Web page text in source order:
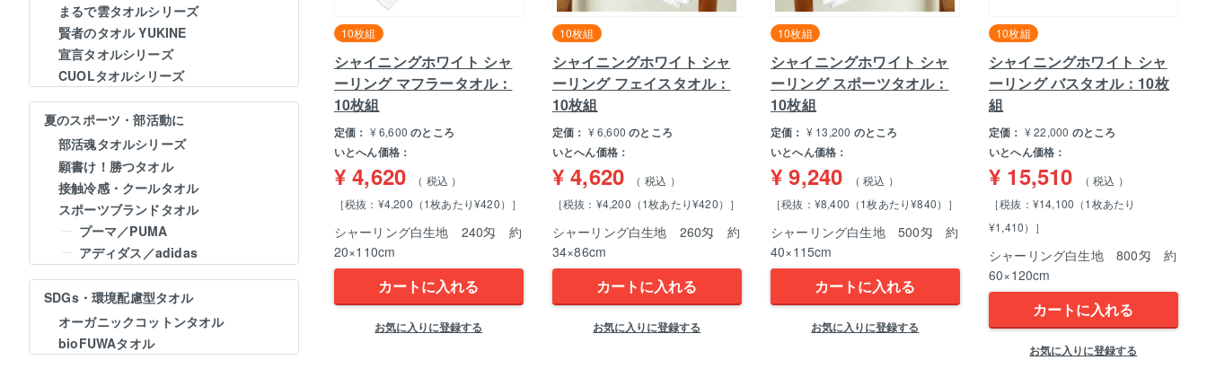
まるで雲タオルシリーズ
賢者のタオル YUKINE
宣言タオルシリーズ
CUOLタオルシリーズ
夏のスポーツ・部活動に
部活魂タオルシリーズ
願書け！勝つタオル
接触冷感・クールタオル
スポーツブランドタオル
プーマ／PUMA
アディダス／adidas
SDGs・環境配慮型タオル
オーガニックコットンタオル
bioFUWAタオル
10枚組
シャイニングホワイト シャ
ーリング マフラータオル：
10枚組
定価： ¥6,600 のところ
いとへん価格：
¥ 4,620
税込
［税抜：¥4,200（1枚あたり¥420）］
シャーリング白生地 240匁 約
20×110cm
カートに入れる
お気に入りに登録する
10枚組
シャイニングホワイト シャ
ーリング フェイスタオル：
10枚組
定価： ¥6,600 のところ
いとへん価格：
¥ 4,620
税込
［税抜：¥4,200（1枚あたり¥420）］
シャーリング白生地 260匁 約
34×86cm
カートに入れる
お気に入りに登録する
10枚組
シャイニングホワイト シャ
ーリング スポーツタオル：
10枚組
定価： ¥ 13,200 のところ
いとへん価格：
¥ 9,240
税込
［税抜：¥8,400（1枚あたり¥840）］
シャーリング白生地 500匁 約
40×115cm
カートに入れる
お気に入りに登録する
10枚組
シャイニングホワイト シャ
ーリング バスタオル：10枚
組
定価： ¥22,000 のところ
いとへん価格：
¥ 15,510
税込
［税抜：¥14,100（1枚あたり
¥1,410）］
シャーリング白生地 800匁 約
60×120cm
カートに入れる
お気に入りに登録する